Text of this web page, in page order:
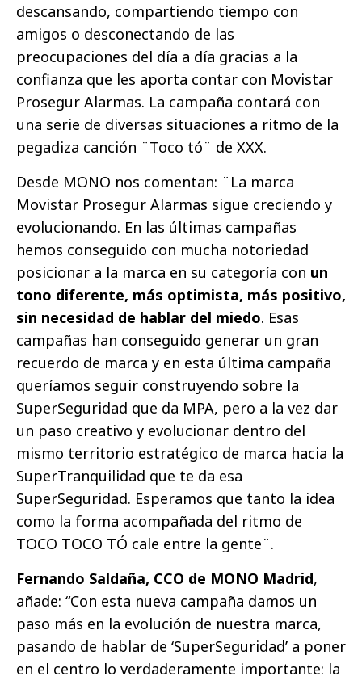
descansando, compartiendo tiempo con
amigos o desconectando de las
preocupaciones del día a día gracias a la
confianza que les aporta contar con Movistar
Prosegur Alarmas. La campaña contará con
una serie de diversas situaciones a ritmo de la
pegadiza canción ¨Toco tó¨ de XXX.
Desde MONO nos comentan: ¨La marca
Movistar Prosegur Alarmas sigue creciendo y
evolucionando. En las últimas campañas
hemos conseguido con mucha notoriedad
posicionar a la marca en su categoría con un
tono diferente, más optimista, más positivo,
sin necesidad de hablar del miedo. Esas
campañas han conseguido generar un gran
recuerdo de marca y en esta última campaña
queríamos seguir construyendo sobre la
SuperSeguridad que da MPA, pero a la vez dar
un paso creativo y evolucionar dentro del
mismo territorio estratégico de marca hacia la
SuperTranquilidad que te da esa
SuperSeguridad. Esperamos que tanto la idea
como la forma acompañada del ritmo de
TOCO TOCO TÓ cale entre la gente¨.
Fernando Saldaña, CCO de MONO Madrid,
añade: “Con esta nueva campaña damos un
paso más en la evolución de nuestra marca,
pasando de hablar de ‘SuperSeguridad’ a poner
en el centro lo verdaderamente importante: la